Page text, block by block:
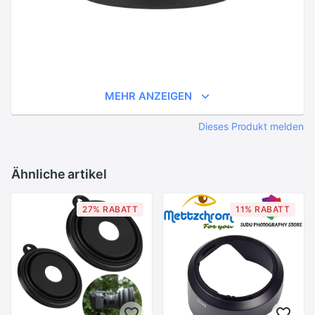
MEHR ANZEIGEN
Dieses Produkt melden
Ähnliche artikel
27% RABATT 11% RABATT